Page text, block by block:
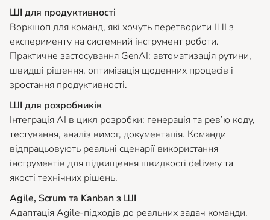
ШІ для продуктивності
Воркшоп для команд, які хочуть перетворити ШІ з
експерименту на системний інструмент роботи.
Практичне застосування GenAI: автоматизація рутини,
швидші рішення, оптимізація щоденних процесів і
зростання продуктивності.
ШІ для розробників
Інтеграція AI в цикл розробки: генерація та рев’ю коду,
тестування, аналіз вимог, документація. Команди
відпрацьовують реальні сценарії використання
інструментів для підвищення швидкості delivery та
якості технічних рішень.
Agile, Scrum та Kanban з ШІ
Адаптація Agile-підходів до реальних задач команди.